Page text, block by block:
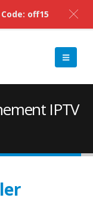
IPTV
off15